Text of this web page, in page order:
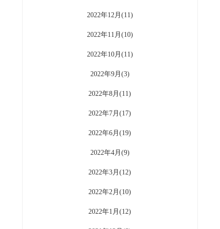
2022年12月(11)
2022年11月(10)
2022年10月(11)
2022年9月(3)
2022年8月(11)
2022年7月(17)
2022年6月(19)
2022年4月(9)
2022年3月(12)
2022年2月(10)
2022年1月(12)